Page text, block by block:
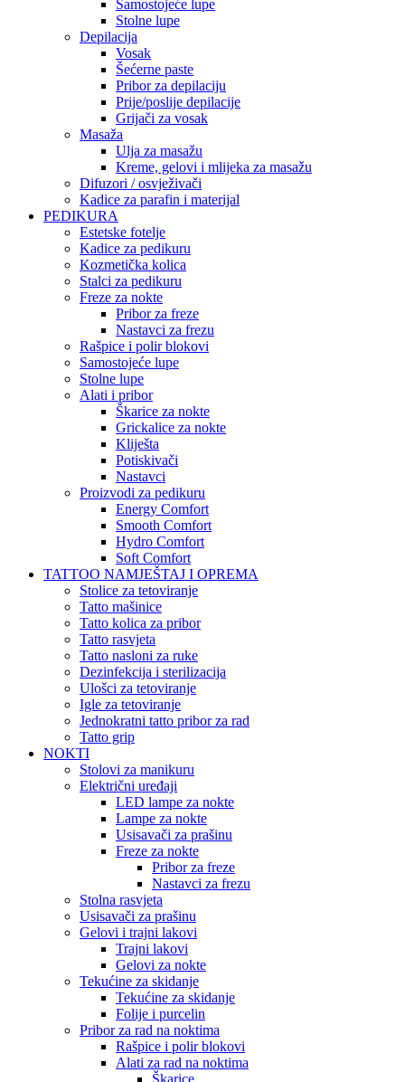
Samostojeće lupe
Stolne lupe
Depilacija
Vosak
Šećerne paste
Pribor za depilaciju
Prije/poslije depilacije
Grijači za vosak
Masaža
Ulja za masažu
Kreme, gelovi i mlijeka za masažu
Difuzori / osvježivači
Kadice za parafin i materijal
PEDIKURA
Estetske fotelje
Kadice za pedikuru
Kozmetička kolica
Stalci za pedikuru
Freze za nokte
Pribor za freze
Nastavci za frezu
Rašpice i polir blokovi
Samostojeće lupe
Stolne lupe
Alati i pribor
Škarice za nokte
Grickalice za nokte
Kliješta
Potiskivači
Nastavci
Proizvodi za pedikuru
Energy Comfort
Smooth Comfort
Hydro Comfort
Soft Comfort
TATTOO NAMJEŠTAJ I OPREMA
Stolice za tetoviranje
Tatto mašinice
Tatto kolica za pribor
Tatto rasvjeta
Tatto nasloni za ruke
Dezinfekcija i sterilizacija
Ulošci za tetoviranje
Igle za tetoviranje
Jednokratni tatto pribor za rad
Tatto grip
NOKTI
Stolovi za manikuru
Električni uređaji
LED lampe za nokte
Lampe za nokte
Usisavači za prašinu
Freze za nokte
Pribor za freze
Nastavci za frezu
Stolna rasvjeta
Usisavači za prašinu
Gelovi i trajni lakovi
Trajni lakovi
Gelovi za nokte
Tekućine za skidanje
Tekućine za skidanje
Folije i purcelin
Pribor za rad na noktima
Rašpice i polir blokovi
Alati za rad na noktima
Škarice